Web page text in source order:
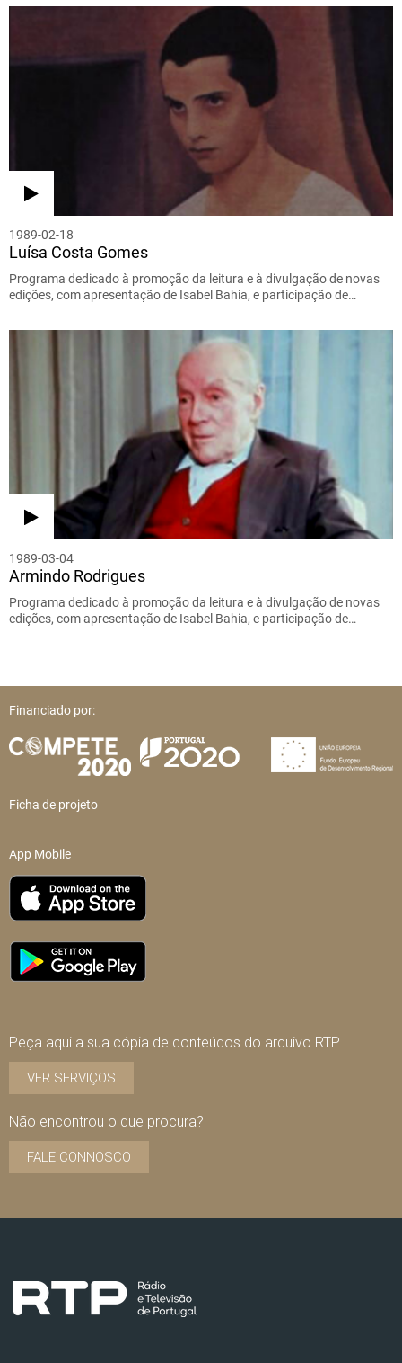
1989-02-18
Luísa Costa Gomes
Programa dedicado à promoção da leitura e à divulgação de novas
edições, com apresentação de Isabel Bahia, e participação de…
1989-03-04
Armindo Rodrigues
Programa dedicado à promoção da leitura e à divulgação de novas
edições, com apresentação de Isabel Bahia, e participação de…
Financiado por:
Ficha de projeto
App Mobile
Peça aqui a sua cópia de conteúdos do arquivo RTP
VER SERVIÇOS
Não encontrou o que procura?
FALE CONNOSCO